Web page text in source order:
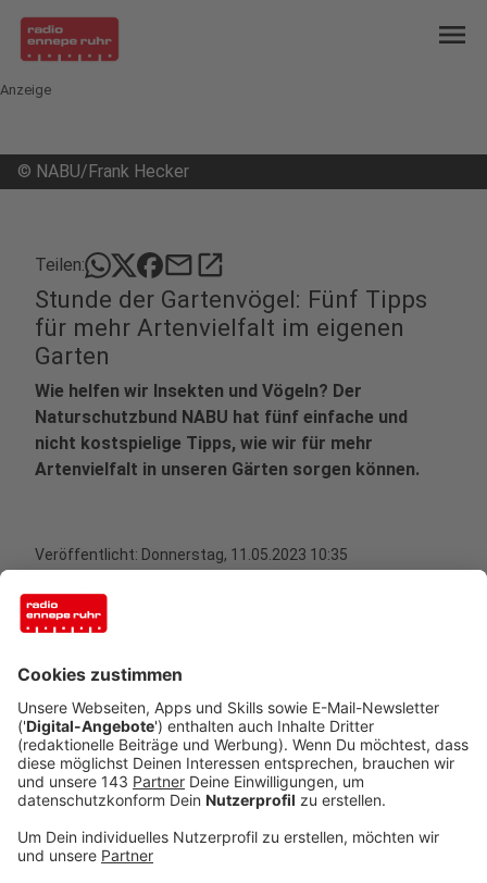
menu
Anzeige
© NABU/Frank Hecker
Teilen: mailopen_in_new
Stunde der Gartenvögel: Fünf Tipps
für mehr Artenvielfalt im eigenen
Garten
Wie helfen wir Insekten und Vögeln? Der
Naturschutzbund NABU hat fünf einfache und
nicht kostspielige Tipps, wie wir für mehr
Artenvielfalt in unseren Gärten sorgen können.
Veröffentlicht: Donnerstag, 11.05.2023 10:35
Anzeige
"Stunde der Gartenvögel" auf. Interessierte sollen im
eigenen Garten Fotos von Vögeln schießen, um eine
Schätzung der Artenvielfalt in Deutschland
bewerkstelligen zu können. Uns allen ist bewusst, dass
von Vögeln, Insekten oder Tieren tümmeln, die wir in